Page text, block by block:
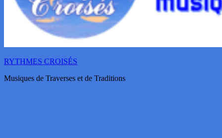
RYTHMES CROISÉS
Musiques de Traverses et de Traditions